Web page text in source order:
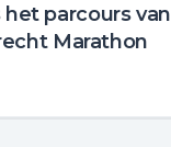
het parcours van
Marathon